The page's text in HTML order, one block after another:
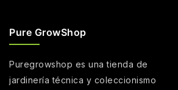
Pure GrowShop
Puregrowshop es una tienda de
jardinería técnica y coleccionismo